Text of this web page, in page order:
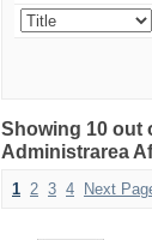
Showing 10 out
Administrarea
1 2 3 4 Next